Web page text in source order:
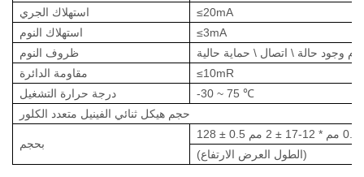
استهلاك الجري
≤20mA
استهلاك النوم
≤3mA
ظروف النوم
مقاومة الدائرة
≤10mR
درجة حرارة التشغيل
-30 ~ 75 ℃
حجم هيكل ثنائي الفينيل متعدد الكلور
بحجم
(الطول العرض الارتفاع)